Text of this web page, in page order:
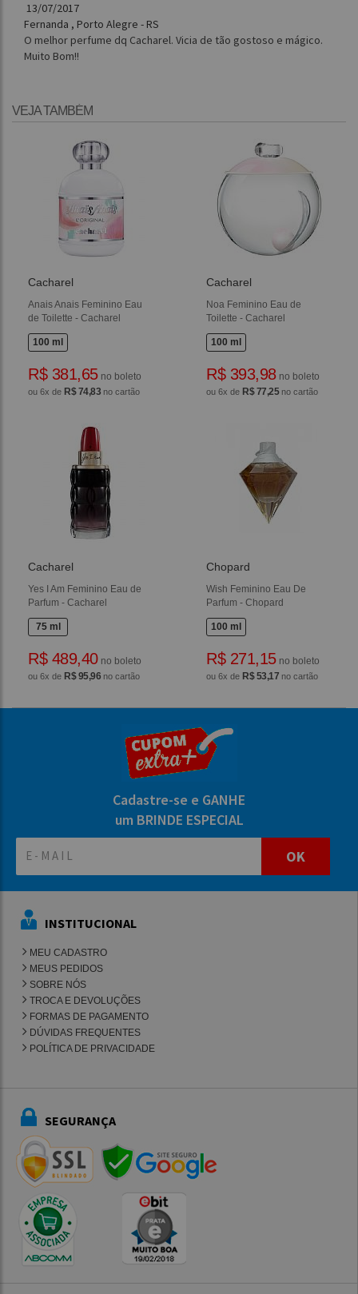
13/07/2017
Fernanda , Porto Alegre - RS
O melhor perfume dq Cacharel. Vicia de tão gostoso e mágico.
Muito Bom!!
VEJA TAMBÉM
Cacharel
Anais Anais Feminino Eau
de Toilette - Cacharel
100 ml
R$ 381,65no boleto
ou 6x de R$ 74,83 no cartão
Cacharel
Noa Feminino Eau de
Toilette - Cacharel
100 ml
R$ 393,98no boleto
ou 6x de R$ 77,25no cartão
Cacharel
Yes I Am Feminino Eau de
Parfum - Cacharel
75 ml
R$ 489,40no boleto
ou 6x de R$ 95,96 no cartão
Chopard
Wish Feminino Eau De
Parfum - Chopard
100 ml
R$ 271,15no boleto
ou 6x de R$ 53,17 no cartão
Cadastre-se e GANHE
um BRINDE ESPECIAL
OK
INSTITUCIONAL
MEU CADASTRO
MEUS PEDIDOS
SOBRE NÓS
TROCA E DEVOLUÇÕES
FORMAS DE PAGAMENTO
DÚVIDAS FREQUENTES
POLÍTICA DE PRIVACIDADE
SEGURANÇA